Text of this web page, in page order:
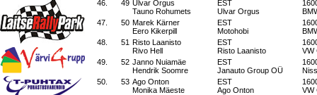
46.
49 Ulvar Orgus
Tauno Rohumets
EST
Ulvar Orgus
47.
50 Marek Kärner
Eero Kikerpill
EST
Motohobi
48.
51 Risto Laanisto
Rivo Hell
EST
Risto Laanisto
VW
49.
52 Janno Nuiamäe
Hendrik Soomre
EST
Janauto Group OÜ
50.
53 Ago Onton
Monika Mäeste
EST
Ago Onton
VW